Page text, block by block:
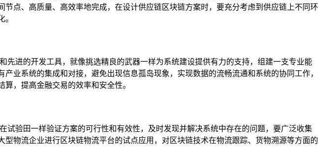
点、高质量、高效率地完成，在设计供应链区块链方案时，要充分考虑到供应链上不同环
进的开发工具，就像挑选精良的武器一样为系统建设提供有力的支持，组建一支专业能
业系统的集成和对接，避免出现信息孤岛现象，实现数据的流畅流通和系统的协同工作，
，提高金融交易的效率和安全性。
验田一样验证方案的可行性和有效性，及时发现并解决系统中存在的问题，要广泛收集
物流企业进行区块链物流平台的试点应用，对区块链技术在物流跟踪、货物溯源等方面的